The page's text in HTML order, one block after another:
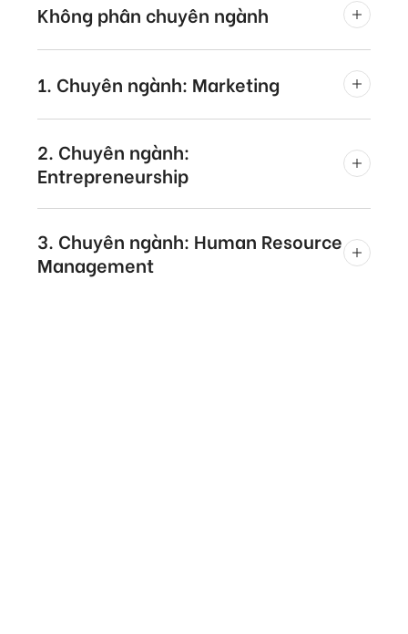
Không phân chuyên ngành
1. Chuyên ngành: Marketing
2. Chuyên ngành:
Entrepreneurship
3. Chuyên ngành: Human Resource
Management